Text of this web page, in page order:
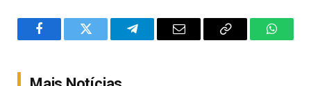
FacebookTwitter TelegramEmail
Copy